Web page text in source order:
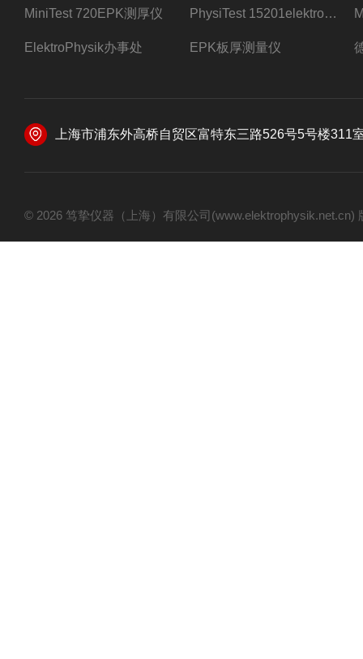
MiniTest 720EPK测厚仪 PhysiTest 15201elektrophysik测厚仪
ElektroPhysik办事处 EPK板厚测量仪
上海市浦东外高桥自贸区富特东三路526号5号楼311
© 2026 笃挚仪器（上海）有限公司